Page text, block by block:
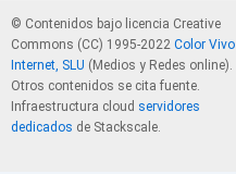
© Contenidos bajo licencia Creative
Commons (CC) 1995-2022 Color Vivo
Internet, SLU (Medios y Redes online).
Otros contenidos se cita fuente.
Infraestructura cloud servidores
dedicados de Stackscale.